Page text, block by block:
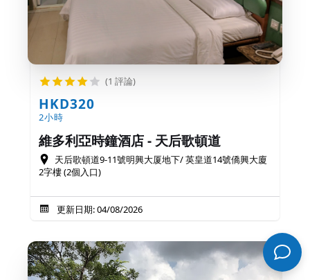
(1 評論)
HKD320
2小時
維多利亞時鐘酒店 - 天后歌頓道
天后歌頓道9-11號明興大厦地下/ 英皇道14號僑興大廈
2字樓 (2個入口)
更新日期: 04/08/2026